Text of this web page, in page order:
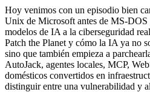
Hoy venimos con un episodio bien
Unix de Microsoft antes de MS-
modelos de IA a la ciberseguridad
Patch the Planet y cómo la IA ya no
sino que también empieza a
AutoJack, agentes locales, MCP,
domésticos convertidos en
distinguir entre una vulnerabilidad y